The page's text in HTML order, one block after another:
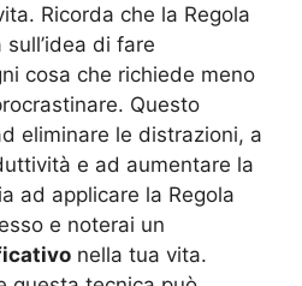
Ricorda che la Regola
di fare
cosa che richiede meno
Questo
eliminare le distrazioni, a
e ad aumentare la
ad applicare la Regola
e noterai un
nella tua vita.